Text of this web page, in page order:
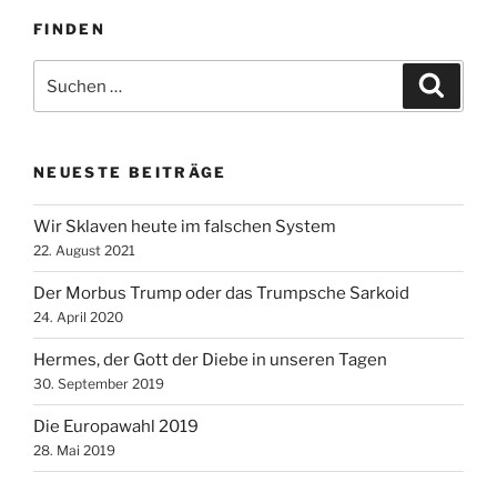
FINDEN
nach:
NEUESTE BEITRÄGE
Wir Sklaven heute im falschen System
22. August 2021
Der Morbus Trump oder das Trumpsche Sarkoid
24. April 2020
Hermes, der Gott der Diebe in unseren Tagen
30. September 2019
Die Europawahl 2019
28. Mai 2019